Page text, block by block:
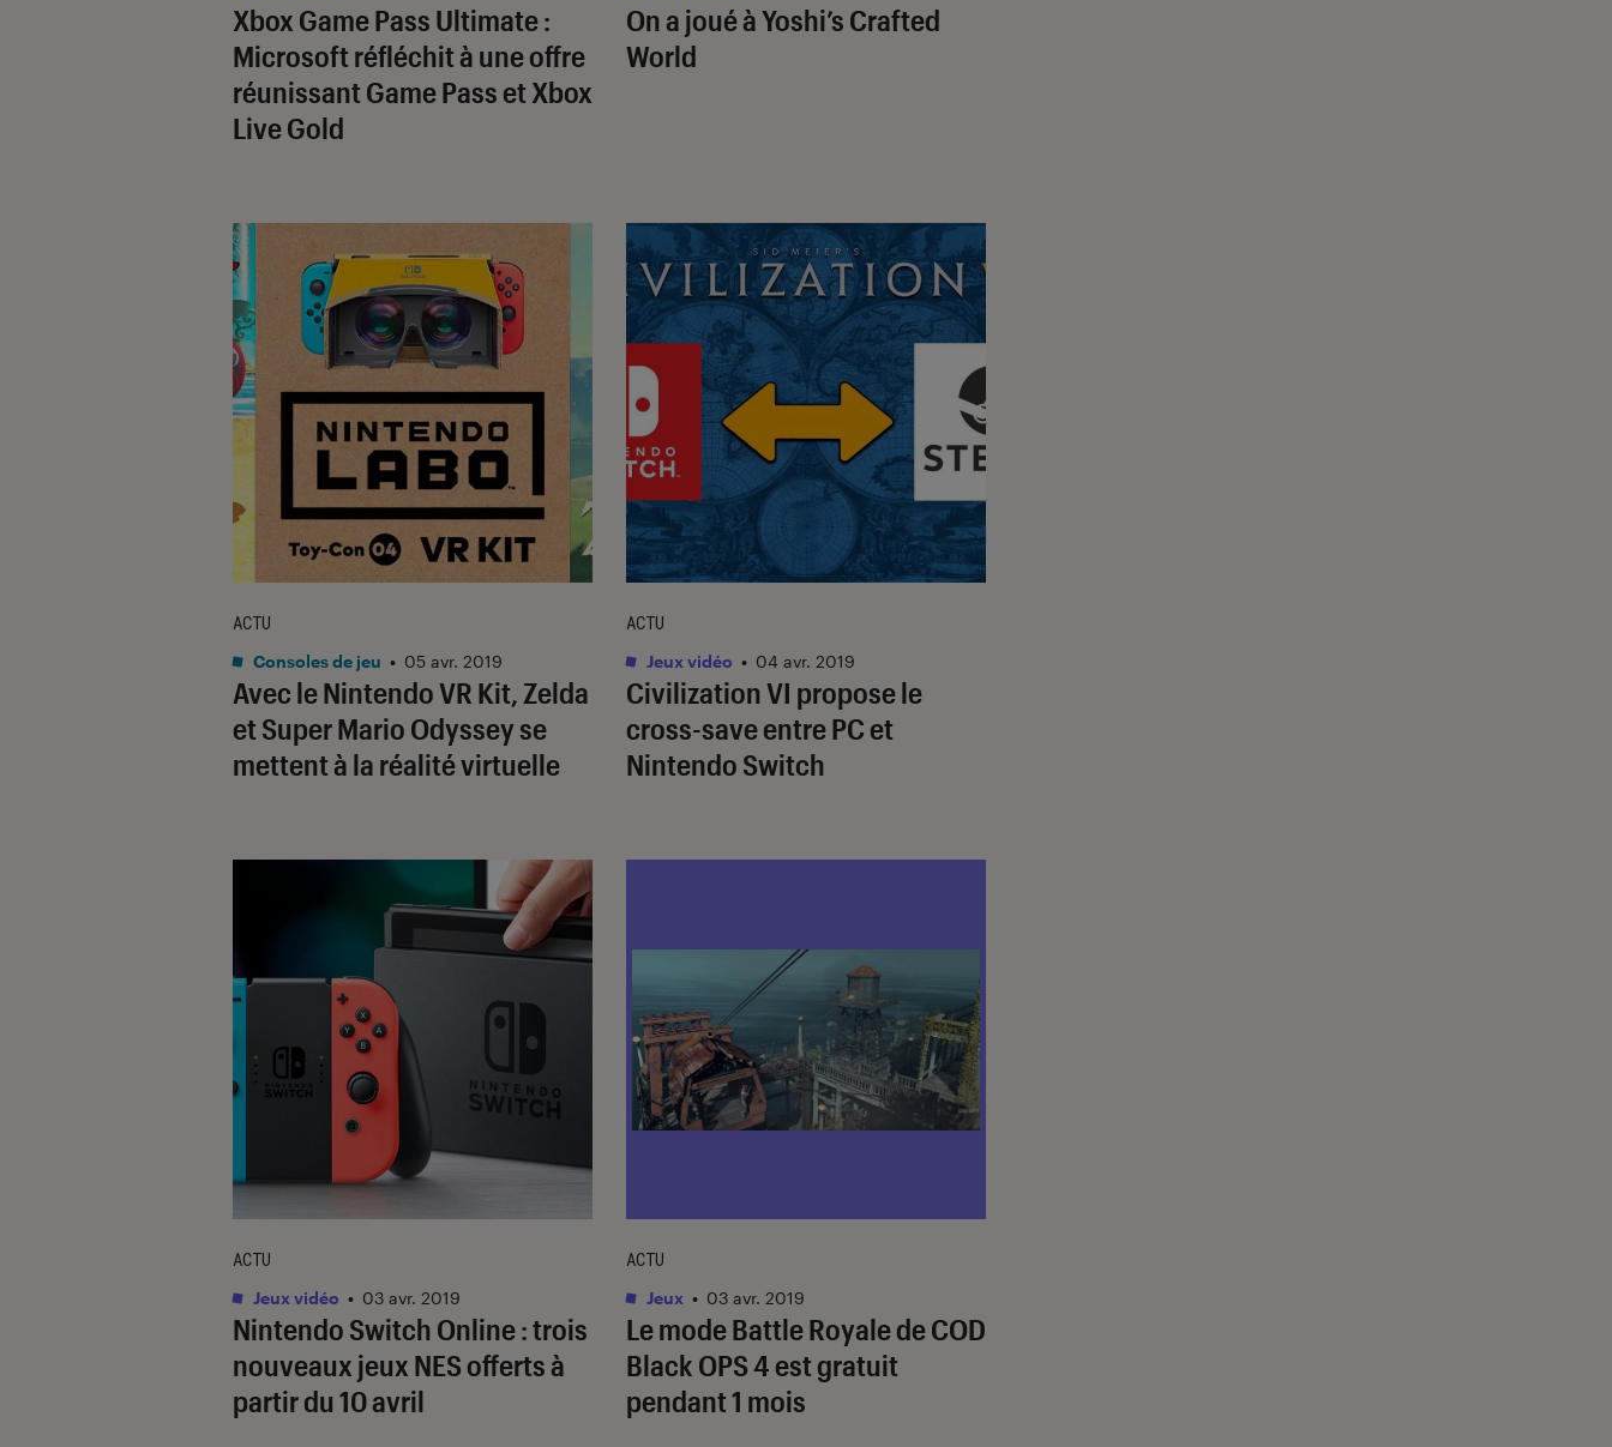
Xbox Game Pass Ultimate :
Microsoft réfléchit à une offre
réunissant Game Pass et Xbox
Live Gold
On a joué à Yoshi’s Crafted
World
Avec le Nintendo VR Kit, Zelda
et Super Mario Odyssey se
mettent à la réalité virtuelle
ACTU
Consoles de jeu • 05 avr. 2019
Civilization VI propose le
cross-save entre PC et
Nintendo Switch
ACTU
Jeux vidéo • 04 avr. 2019
Nintendo Switch Online : trois
nouveaux jeux NES offerts à
partir du 10 avril
ACTU
Jeux vidéo • 03 avr. 2019
Le mode Battle Royale de COD
Black OPS 4 est gratuit
pendant 1 mois
ACTU
Jeux • 03 avr. 2019